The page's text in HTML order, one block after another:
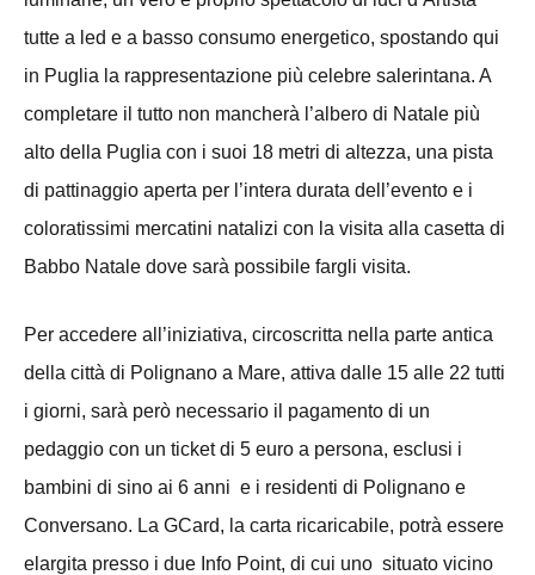
tutte a led e a basso consumo energetico, spostando qui
in Puglia la rappresentazione più celebre salerintana. A
completare il tutto non mancherà l’albero di Natale più
alto della Puglia con i suoi 18 metri di altezza, una pista
di pattinaggio aperta per l’intera durata dell’evento e i
coloratissimi mercatini natalizi con la visita alla casetta di
Babbo Natale dove sarà possibile fargli visita.
Per accedere all’iniziativa, circoscritta nella parte antica
della città di Polignano a Mare, attiva dalle 15 alle 22 tutti
i giorni, sarà però necessario il pagamento di un
pedaggio con un ticket di 5 euro a persona, esclusi i
bambini di sino ai 6 anni e i residenti di Polignano e
Conversano. La GCard, la carta ricaricabile, potrà essere
elargita presso i due Info Point, di cui uno situato vicino